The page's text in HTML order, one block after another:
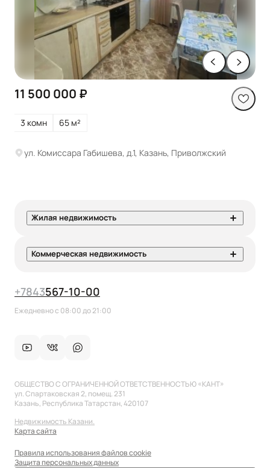
11 500 000 ₽
3 комн 65 м²
ул. Комиссара Габишева, д.1, Казань, Приволжский
Жилая недвижимость
Коммерческая недвижимость
+7843567-10-00
Ежедневно с 08:00 до 21:00
ОБЩЕСТВО С ОГРАНИЧЕННОЙ ОТВЕТСТВЕННОСТЬЮ «КАНТ»
ул. Спартаковская 2, помещ. 231
Казань, Республика Татарстан, 420107
Недвижимость Казани.
Карта сайта
Правила использования файлов cookie
Защита персональных данных